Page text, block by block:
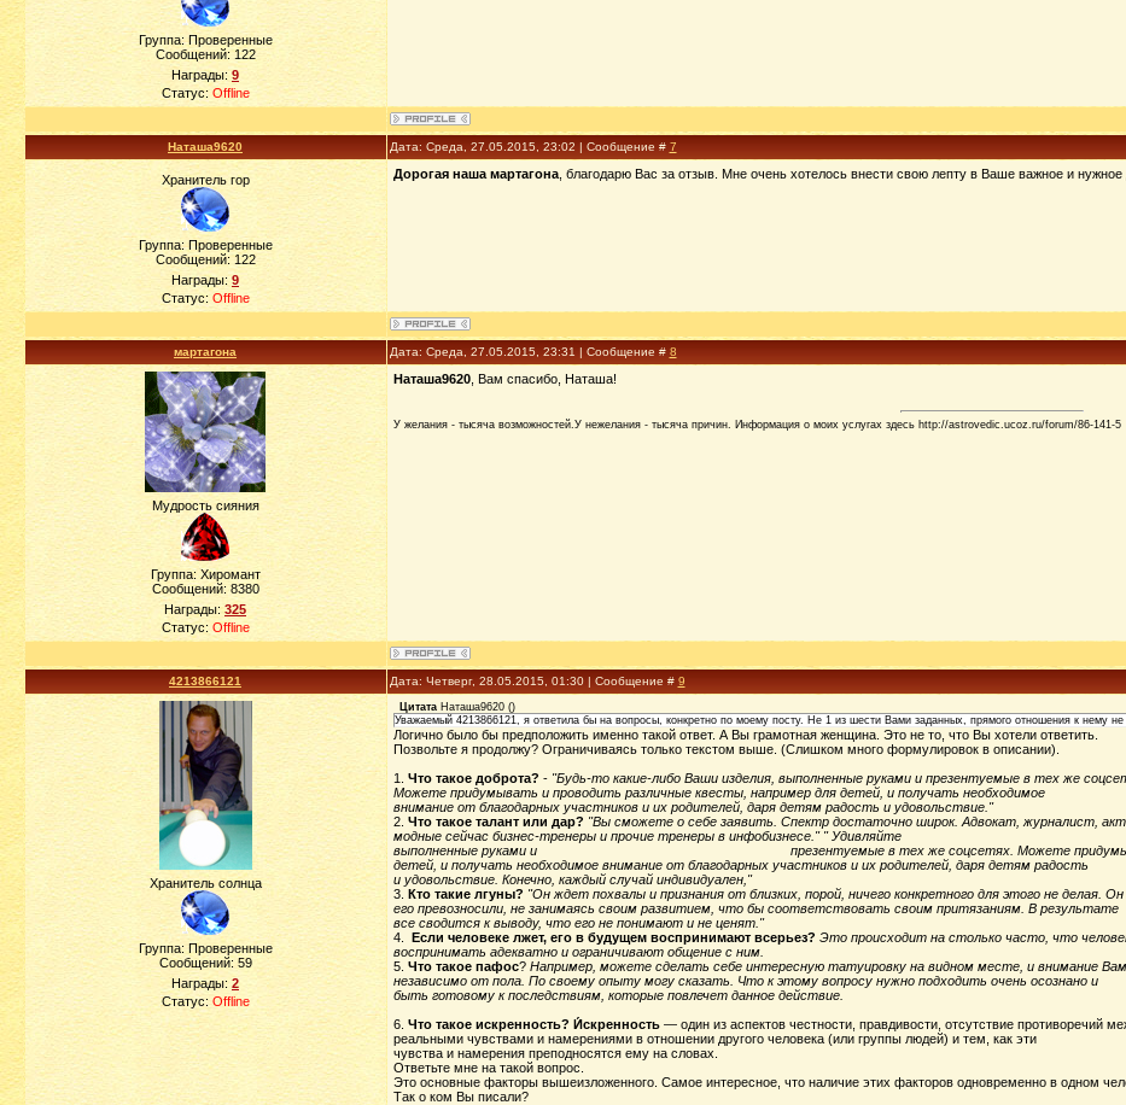
Группа: Проверенные
Сообщений:122
Награды:9
Статус: Offline
Наташа9620 Дата: Среда, 27.05.2015, 23:02 | Сообщение # 7
Хранитель гор
Группа: Проверенные
Сообщений:122
Награды:9
Статус: Offline
Дорогая наша мартагона, благодарю Вас за отзыв. Мне очень хотелось внести свою лепту в Ваше важное и нужное
мартагона Дата: Среда, 27.05.2015, 23:31 | Сообщение # 8
Мудрость сияния
Группа: Хиромант
Сообщений: 8380
Награды:325
Статус: Offline
Наташа9620, Вам спасибо, Наташа!
У желания - тысяча возможностей.У нежелания - тысяча причин. Информация о моих услугах здесь http://astrovedic.ucoz.ru/forum/86-141-5
4213866121 Дата: Четверг, 28.05.2015, 01:30 | Сообщение # 9
Хранитель солнца
Группа: Проверенные
Сообщений: 59
Награды: 2
Статус: Offline
Цитата Наташа9620()
Уважаемый 4213866121, я ответила бы на вопросы, конкретно по моему посту. Не 1 из шести Вами заданных, прямого отношения к нему не
Логично было бы предположить именно такой ответ. А Вы грамотная женщина. Это не то, что Вы хотели ответить.
Позвольте я продолжу? Ограничиваясь только текстом выше. (Слишком много формулировок в описании).
1. Что такое доброта? - "Будь-то какие-либо Ваши изделия, выполненные руками и презентуемые в тех же
Можете придумывать и проводить различные квесты, например для детей, и получать необходимое
внимание от благодарных участников и их родителей, даря детям радость и удовольствие."
2. Что такое талант или дар? "Вы сможете о себе заявить. Спектр достаточно широк.
модные сейчас бизнес-тренеры и прочие тренеры в инфобизнесе." " Удивляйте
выполненные руками и презентуемые в тех же соцсетях. Можете придумывать и
детей, и получать необходимое внимание от благодарных участников и их родителей, даря детям радость
и удовольствие. Конечно, каждый случай индивидуален,"
3. Кто такие лгуны? "Он ждет похвалы и признания от близких, порой, ничего конкретного для этого не делая.
его превозносили, не занимаясь своим развитием, что бы соответствовать своим притязаниям. В результате
все сводится к выводу, что его не понимают и не ценят."
4. Если человеке лжет, его в будущем воспринимают всерьез? Это происходит на столько часто, что
воспринимать адекватно и ограничивают общение с ним.
5. Что такое пафос? Например, можете сделать себе интересную татуировку на видном месте, и внимание Вам
независимо от пола. По своему опыту могу сказать. Что к этому вопросу нужно подходить очень осознано и
быть готовому к последствиям, которые повлечет данное действие.
6. Что такое искренность? И́скренность— один из аспектов честности, правдивости, отсутствие противоречий
реальными чувствами и намерениями в отношении другого человека (или группы людей) и тем, как эти
чувства и намерения преподносятся ему на словах.
Ответьте мне на такой вопрос.
Это основные факторы вышеизложенного. Самое интересное, что наличие этих факторов одновременно в одном
Так о ком Вы писали?